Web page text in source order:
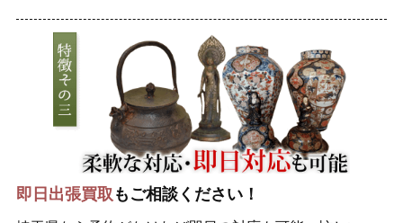
即日出張買取 もご相談ください！